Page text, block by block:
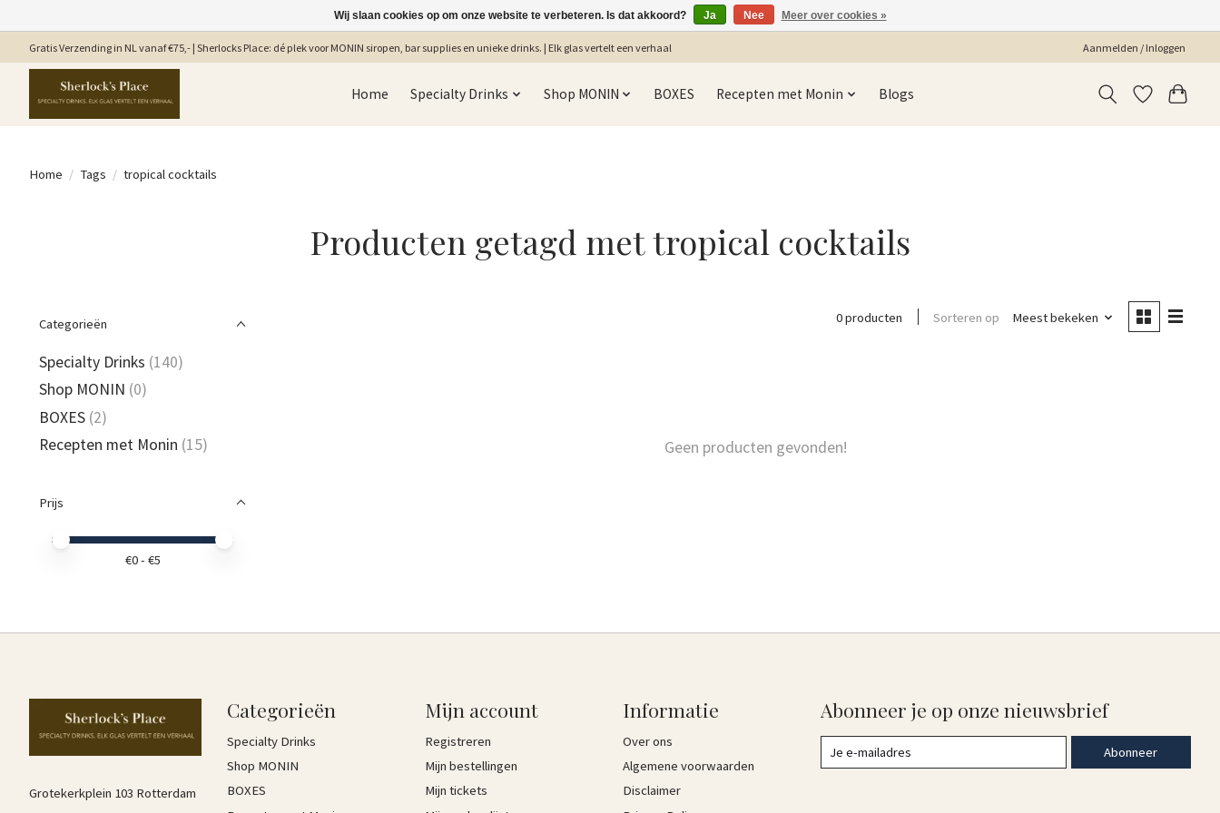
Gratis Verzending in NL vanaf €75,- | Sherlocks Place: dé plek voor MONIN siropen, bar supplies en unieke drinks. | Elk glas vertelt een verhaal Aanmelden / Inloggen
Home Specialty Drinks Shop MONIN BOXES Recepten met Monin Blogs
Home / Tags / tropical cocktails
Producten getagd met tropical cocktails
Categorieën
Specialty Drinks (140)
Shop MONIN (0)
BOXES (2)
Recepten met Monin (15)
Prijs
Minimale prijswaarde
Price maximum value
€0- €5
0 producten Sorteren op Meest bekeken
Geen producten gevonden!
Grotekerkplein 103 Rotterdam
Categorieën
Specialty Drinks
Shop MONIN
BOXES
Mijn account
Registreren
Mijn bestellingen
Mijn tickets
Informatie
Over ons
Algemene voorwaarden
Disclaimer
Abonneer je op onze nieuwsbrief
Abonneer
Wij slaan cookies op om onze website te verbeteren. Is dat akkoord? Ja Nee Meer over cookies »